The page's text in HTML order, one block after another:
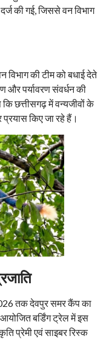
की गई, जिससे वन विभाग
विभाग की टीम को बधाई देते
और पर्यावरण संवर्धन की
कि छत्तीसगढ़ में वन्यजीवों के
किए जा रहे हैं।
तक देवपुर समर कैंप का
बर्डिंग ट्रेल में इस
प्रेमी एवं साइबर रिस्क